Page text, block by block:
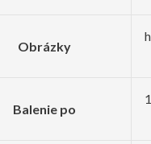
Obrázky
Balenie po
1